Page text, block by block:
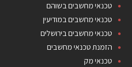
טכנאי מחשבים בשוהם
טכנאי מחשבים במודיעין
טכנאי מחשבים בירושלים
הזמנת טכנאי מחשבים
טכנאי מק